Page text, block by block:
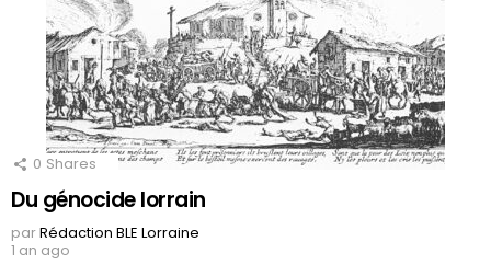
0 Shares
Du génocide lorrain
parRédaction BLE Lorraine
1 an ago